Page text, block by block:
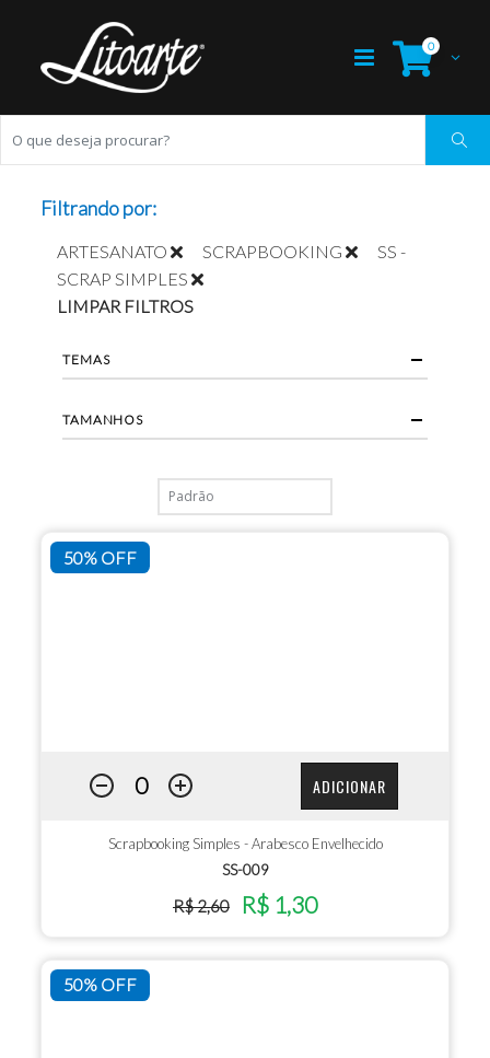
0
50% OFF
ADICIONAR
Scrapbooking Simples - Arabesco Envelhecido
SS-009
R$ 2,60 R$ 1,30
50% OFF
Filtrando por:
ARTESANATO SCRAPBOOKING
SS -
SCRAP SIMPLES
LIMPAR FILTROS
TEMAS
TAMANHOS